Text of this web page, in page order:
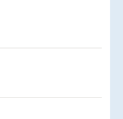
やカード会社との手続
支援に強みを持ってい
ラウドサービス”◎ 導入
求・集金業務を管理・